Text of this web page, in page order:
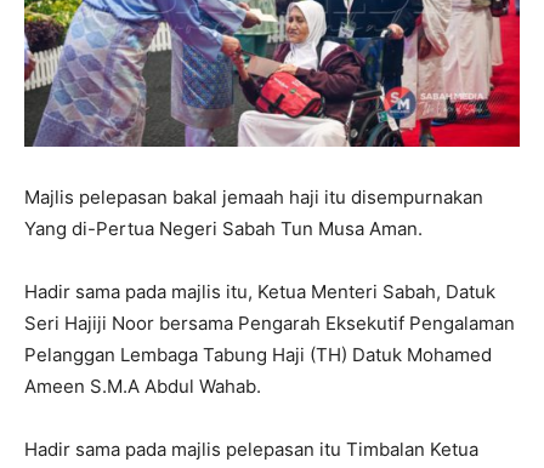
Majlis pelepasan bakal jemaah haji itu disempurnakan
Yang di-Pertua Negeri Sabah Tun Musa Aman.
Hadir sama pada majlis itu, Ketua Menteri Sabah, Datuk
Seri Hajiji Noor bersama Pengarah Eksekutif Pengalaman
Pelanggan Lembaga Tabung Haji (TH) Datuk Mohamed
Ameen S.M.A Abdul Wahab.
Hadir sama pada majlis pelepasan itu Timbalan Ketua